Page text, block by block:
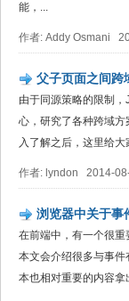
能，...
作者: Addy Osmani
父子页面之间跨
由于同源策略的限制
心，研究了各种跨域方
入了解之后，这里给
作者: lyndon 2014-
浏览器中关于事
在前端中，有一个很
本文会介绍很多与事
本也相对重要的内容